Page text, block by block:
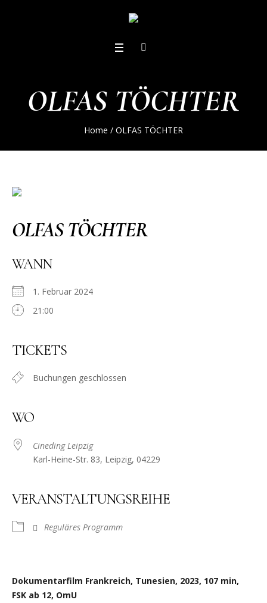
OLFAS TÖCHTER
Home / OLFAS TÖCHTER
OLFAS TÖCHTER
WANN
1. Februar 2024
21:00
TICKETS
Buchungen geschlossen
WO
Cineding Leipzig
Karl-Heine-Str. 83, Leipzig, 04229
VERANSTALTUNGSREIHE
Reguläres Programm
Dokumentarfilm Frankreich, Tunesien, 2023, 107 min,
FSK ab 12, OmU